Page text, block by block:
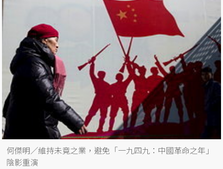
何傑明／維持未竟之業，避免「一九四九：中國革命之年」
陰影重演